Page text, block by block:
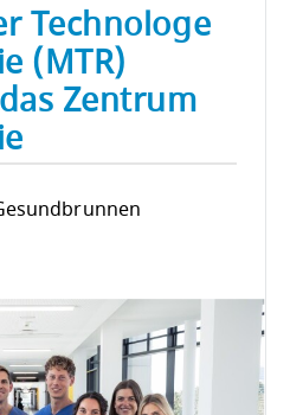
Technologe
(MTR)
Zentrum